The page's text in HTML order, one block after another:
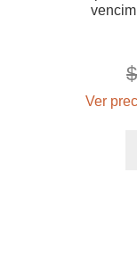
$
Ver